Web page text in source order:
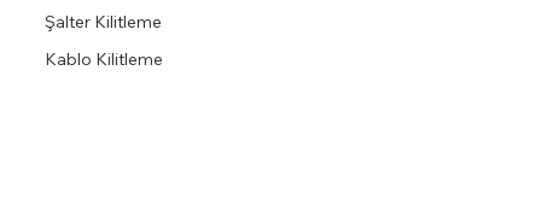
Şalter Kilitleme
Kablo Kilitleme